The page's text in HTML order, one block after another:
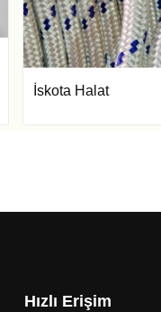
İskota Halat
Hızlı Erişim